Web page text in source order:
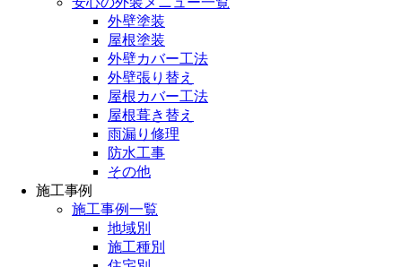
外壁塗装
屋根塗装
外壁カバー工法
外壁張り替え
屋根カバー工法
屋根葺き替え
雨漏り修理
防水工事
その他
施工事例
施工事例一覧
地域別
施工種別